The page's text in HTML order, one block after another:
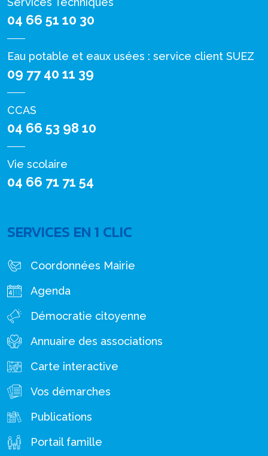
04 66 51 10 30
Eau potable et eaux usées : service client SUEZ
09 77 40 11 39
CCAS
04 66 53 98 10
Vie scolaire
04 66 71 71 54
SERVICES EN 1 CLIC
Coordonnées Mairie
Agenda
Démocratie citoyenne
Annuaire des associations
Carte interactive
Vos démarches
Publications
Portail famille